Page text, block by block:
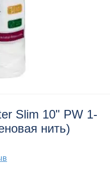
Slim 10" PW 1-
нить)